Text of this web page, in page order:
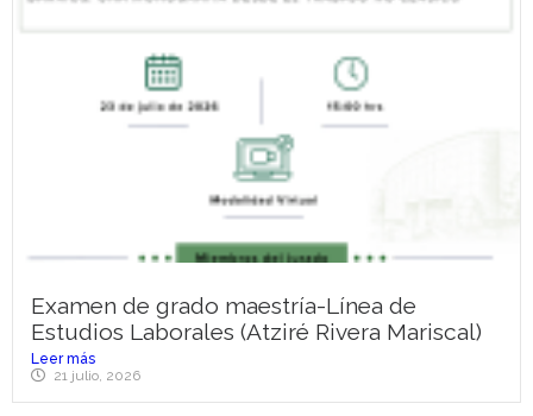
Examen de grado maestría-Línea de
Estudios Laborales (Atziré Rivera Mariscal)
Leer más
21 julio, 2026